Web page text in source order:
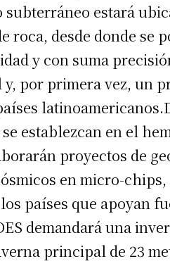
estará
roca, desde donde
y con suma
por primera vez, un
establezcan en el
proyectos de
en micro-
países que apoyan
demandará una
principal de 23